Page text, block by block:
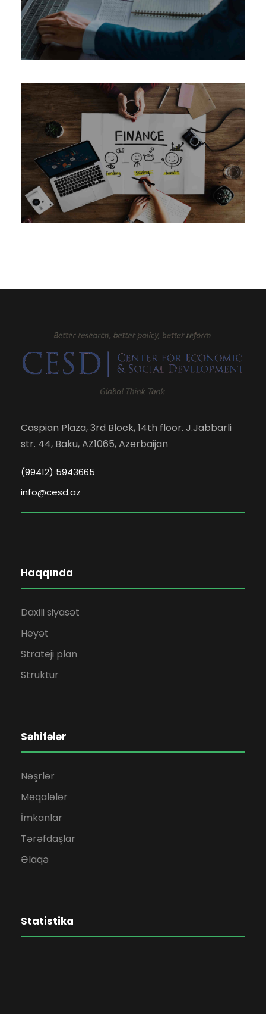
06-01-2022
06-01-2022
Caspian Plaza, 3rd Block, 14th floor. J.Jabbarli
str. 44, Baku, AZ1065, Azerbaijan
(99412) 5943665
info@cesd.az
Haqqında
Daxili siyasət
Heyət
Strateji plan
Struktur
Səhifələr
Nəşrlər
Məqalələr
İmkanlar
Tərəfdaşlar
Əlaqə
Statistika